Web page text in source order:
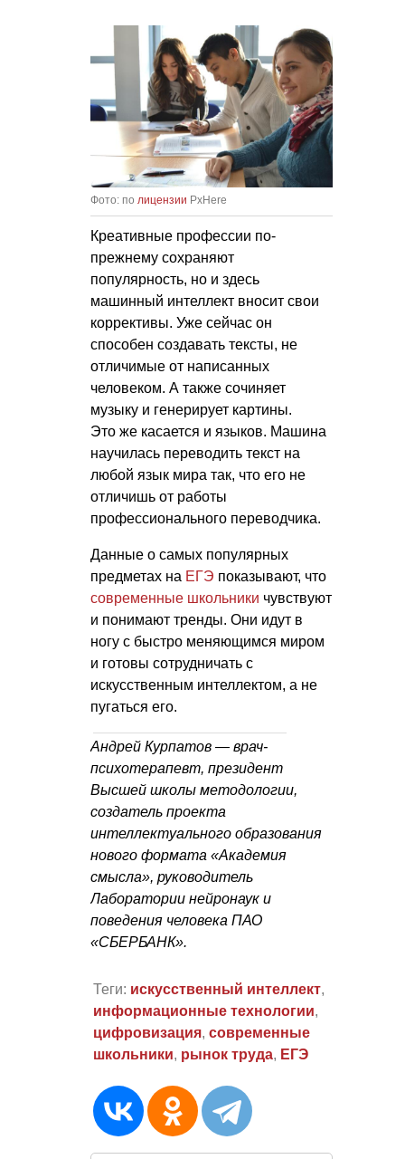
Фото: по лицензии PxHere
Креативные профессии по-
прежнему сохраняют
популярность, но и здесь
машинный интеллект вносит свои
коррективы. Уже сейчас он
способен создавать тексты, не
отличимые от написанных
человеком. А также сочиняет
музыку и генерирует картины.
Это же касается и языков. Машина
научилась переводить текст на
любой язык мира так, что его не
отличишь от работы
профессионального переводчика.
Данные о самых популярных
предметах на ЕГЭ показывают, что
современные школьники чувствуют
и понимают тренды. Они идут в
ногу с быстро меняющимся миром
и готовы сотрудничать с
искусственным интеллектом, а не
пугаться его.
Андрей Курпатов — врач-
психотерапевт, президент
Высшей школы методологии,
создатель проекта
интеллектуального образования
нового формата «Академия
смысла», руководитель
Лаборатории нейронаук и
поведения человека ПАО
«СБЕРБАНК».
Теги: искусственный интеллект,
информационные технологии,
цифровизация, современные
школьники, рынок труда, ЕГЭ